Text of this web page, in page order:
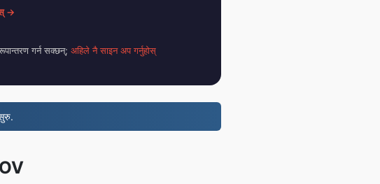
→
गर्न सक्छन्; अहिले नै साइन अप गर्नुहोस्